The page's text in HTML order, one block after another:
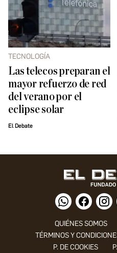
TECNOLOGÍA
Las telecos preparan el
mayor refuerzo de red
del verano por el
eclipse solar
El Debate
QUIÉNES SOMOS
TÉRMINOS Y
P. DE COOKIES